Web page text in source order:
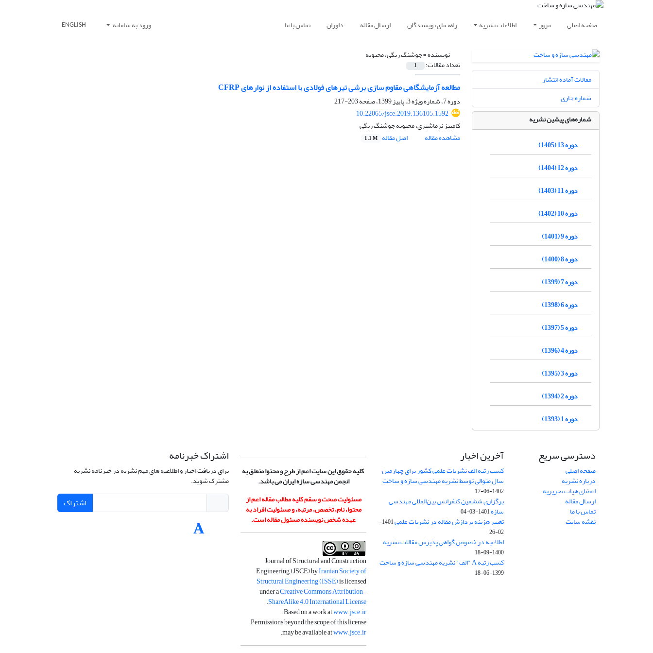
صفحه اصلی مرور اطلاعات نشریه راهنمای نویسندگان ارسال مقاله داوران تماس با ما ورود به سامانه ENGLISH
نویسنده =جوشنگ ریگی، محبوبه
تعداد مقالات: 1
مطالعه آزمایشگاهی مقاوم سازی برشی تیرهای فولادی با استفاده از نوارهای CFRP
دوره 7، شماره ویژه 3، پاییز 1399، صفحه
203-217
10.22065/jsce.2019.136105.1592
کامبیز نرماشیری، محبوبه جوشنگ ریگی
مشاهده مقاله
اصل مقاله 1.1 M
مقالات آماده انتشار
شماره جاری
شماره‌های پیشین نشریه
دوره 13 (1405)
دوره 12 (1404)
دوره 11 (1403)
دوره 10 (1402)
دوره 9 (1401)
دوره 8 (1400)
دوره 7 (1399)
دوره 6 (1398)
دوره 5 (1397)
دوره 4 (1396)
دوره 3 (1395)
دوره 2 (1394)
دوره 1 (1393)
دسترسی سریع
صفحه اصلی
درباره نشریه
اعضای هیات تحریریه
ارسال مقاله
تماس با ما
نقشه سایت
آخرین اخبار
کسب رتبه الف نشریات علمی کشور برای چهارمین
سال متوالی توسط نشریه مهندسی سازه و ساخت
1402-06-17
برگزاری ششمین کنفرانس بین‌المللی مهندسی
سازه1401-03-04
تغییر هزینه پردازش مقاله در نشریات علمی
1401-
02-26
اطلاعیه در خصوص گواهی پذیرش مقالات نشریه
1400-09-18
کسب رتبه A "الف" نشریه مهندسی سازه و ساخت
1399-06-18
کلیه حقوق این سایت اعم از طرح و محتوا متعلق به
انجمن مهندسی سازه ایران می باشد.
مسئولیت صحت و سقم کلیه مطالب مقاله اعم از
محتوا، نام، تخصص، مرتبه، و مسئولیت افراد به
عهده شخص نویسنده مسئول مقاله است.
Journal of Structural and Construction
Engineering (JSCE) byIranian Society of
Structural Engineering (ISSE)is licensed
under aCreative Commons Attribution-
ShareAlike 4.0 International License
.
Based on a work atwww.jsce.ir
.
Permissions beyond the scope of this license
may be available atwww.jsce.ir
.
اشتراک خبرنامه
برای دریافت اخبار و اطلاعیه های مهم نشریه در خبرنامه نشریه
مشترک شوید.
اشتراک